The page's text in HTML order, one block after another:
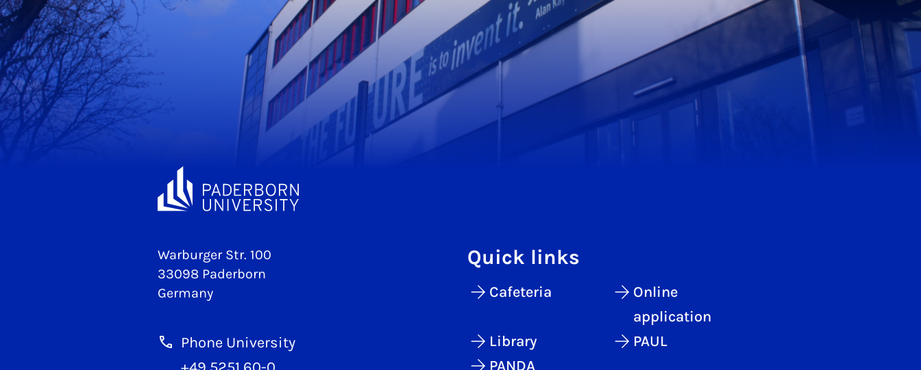
Warburger Str. 100
33098 Paderborn
Germany
Phone University
Quick links
Cafeteria
Online
application
Library
PAUL
PANDA